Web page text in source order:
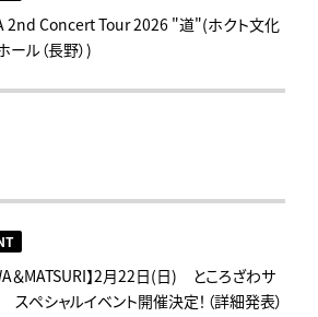
2nd Concert Tour 2026 "道"(ホクト文化
ル（長野）)
＆MATSURI】2月22日(日) ところざわサ
スペシャルイベント開催決定！（詳細発表）